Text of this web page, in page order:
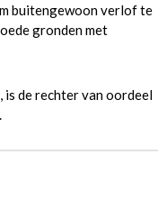
buitengewoon verlof te
gronden met
is de rechter van oordeel